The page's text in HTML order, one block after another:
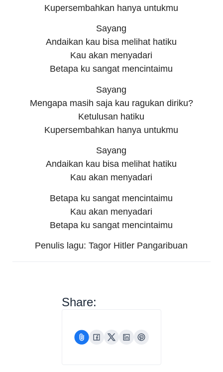
Kupersembahkan hanya untukmu
Sayang
Andaikan kau bisa melihat hatiku
Kau akan menyadari
Betapa ku sangat mencintaimu
Sayang
Mengapa masih saja kau ragukan diriku?
Ketulusan hatiku
Kupersembahkan hanya untukmu
Sayang
Andaikan kau bisa melihat hatiku
Kau akan menyadari
Betapa ku sangat mencintaimu
Kau akan menyadari
Betapa ku sangat mencintaimu
Penulis lagu: Tagor Hitler Pangaribuan
Share: